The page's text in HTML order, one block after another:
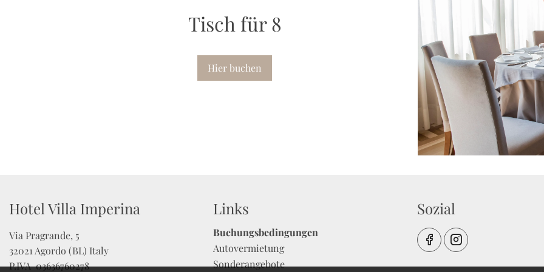
Tisch für 8
Hier buchen
Hotel Villa Imperina
Via Pragrande, 5
32021 Agordo (BL) Italy
P.IVA  03636760278
Links
Buchungsbedingungen
Autovermietung
Sonderangebote
Sozial